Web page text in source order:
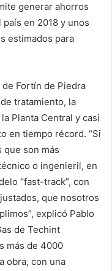
generar ahorros
en 2018 y unos
estimados para
Fortín de Piedra
tratamiento, la
Planta Central y casi
en tiempo récord. “Si
que son más
o ingenieril, en
“fast-track”, con
que nosotros
explicó Pablo
de Techint
más de 4000
obra, con una